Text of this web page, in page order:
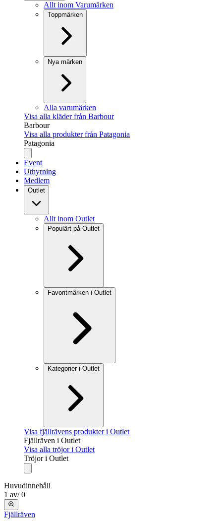
Allt inom Varumärken
Toppmärken
Nya märken
Alla varumärken
Visa alla kläder från Barbour
Barbour
Visa alla produkter från Patagonia
Patagonia
Event
Uthyrning
Medlem
Outlet
Allt inom Outlet
Populärt på Outlet
Favoritmärken i Outlet
Kategorier i Outlet
Visa fjällrävens produkter i Outlet
Fjällräven i Outlet
Visa alla tröjor i Outlet
Tröjor i Outlet
Huvudinnehåll
1 av/ 0
Fjällräven